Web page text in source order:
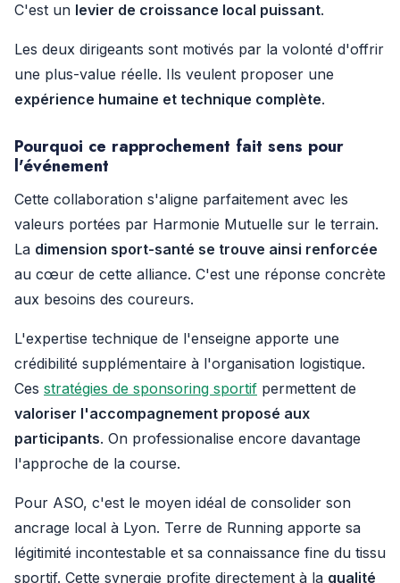
C'est un levier de croissance local puissant.
Les deux dirigeants sont motivés par la volonté d'offrir
une plus-value réelle. Ils veulent proposer une
expérience humaine et technique complète.
Pourquoi ce rapprochement fait sens pour
l'événement
Cette collaboration s'aligne parfaitement avec les
valeurs portées par Harmonie Mutuelle sur le terrain.
La dimension sport-santé se trouve ainsi renforcée
au cœur de cette alliance. C'est une réponse concrète
aux besoins des coureurs.
L'expertise technique de l'enseigne apporte une
crédibilité supplémentaire à l'organisation logistique.
Ces stratégies de sponsoring sportif permettent de
valoriser l'accompagnement proposé aux
participants. On professionalise encore davantage
l'approche de la course.
Pour ASO, c'est le moyen idéal de consolider son
ancrage local à Lyon. Terre de Running apporte sa
légitimité incontestable et sa connaissance fine du tissu
sportif. Cette synergie profite directement à la qualité